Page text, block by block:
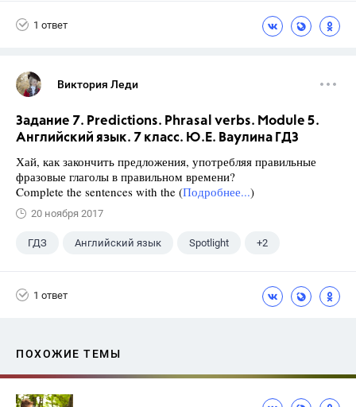
1 ответ
Виктория Леди
Задание 7. Predictions. Phrasal verbs. Module 5.
Английский язык. 7 класс. Ю.Е. Ваулина ГДЗ
Хай, как закончить предложения, употребляя правильные
фразовые глаголы в правильном времени?
Complete the sentences with the (Подробнее...)
20 ноября 2017
ГДЗ Английский язык Spotlight +2
1 ответ
ПОХОЖИЕ ТЕМЫ